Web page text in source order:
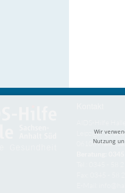
Leipziger
06108 Halle
Wir
Nutzung